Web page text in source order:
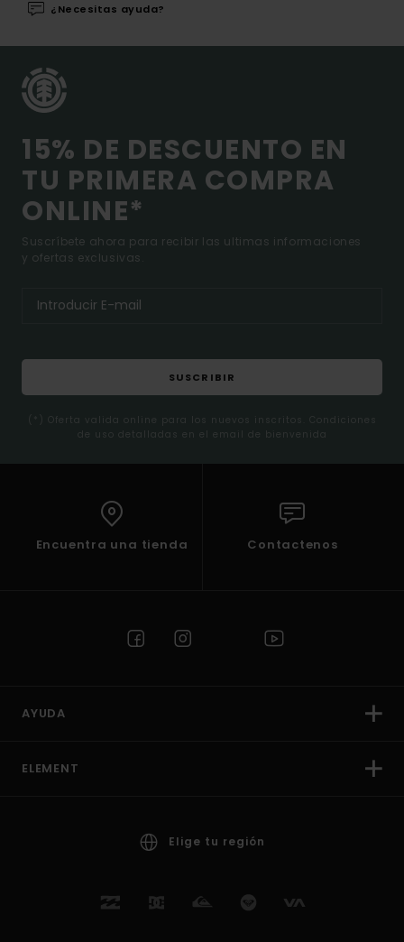
¿Necesitas ayuda?
15% DE DESCUENTO EN
TU PRIMERA COMPRA
ONLINE*
Suscríbete ahora para recibir las ultimas informaciones
y ofertas exclusivas.
SUSCRIBIR
(*) Oferta valida online para los nuevos inscritos. Condiciones
de uso detalladas en el email de bienvenida
Encuentra una tienda Contactenos
AYUDA
ELEMENT
Elige tu región